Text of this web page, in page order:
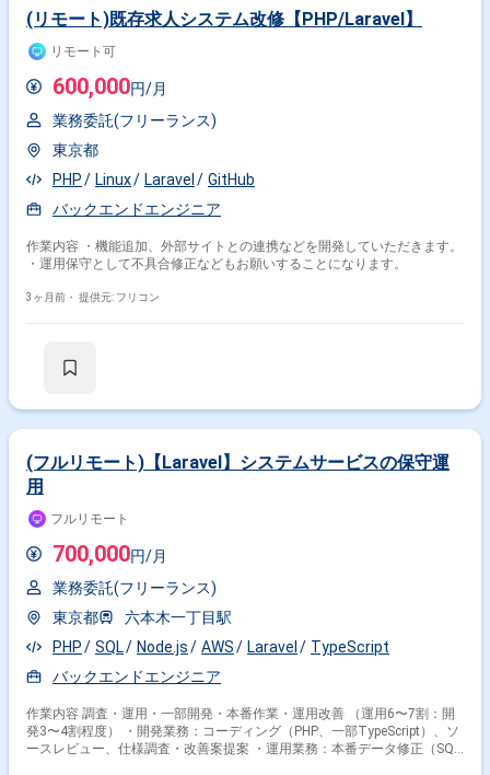
(リモート)既存求人システム改修【PHP/Laravel】
リモート可
600,000円/月
業務委託(フリーランス)
東京都
PHP
Linux Laravel
GitHub
バックエンドエンジニア
作業内容 ・機能追加、外部サイトとの連携などを開発していただきます。
・運用保守として不具合修正などもお願いすることになります。
3ヶ月前・ 提供元: フリコン
(フルリモート)【Laravel】システムサービスの保守運
用
フルリモート
700,000円/月
業務委託(フリーランス)
東京都
六本木一丁目駅
PHP
SQL Node.js AWS Laravel
TypeScript
バックエンドエンジニア
作業内容 調査・運用・一部開発・本番作業・運用改善 （運用6〜7割：開
発3〜4割程度） ・開発業務：コーディング（PHP、一部TypeScript）、ソ
ースレビュー、仕様調査・改善案提案 ・運用業務：本番データ修正（SQL